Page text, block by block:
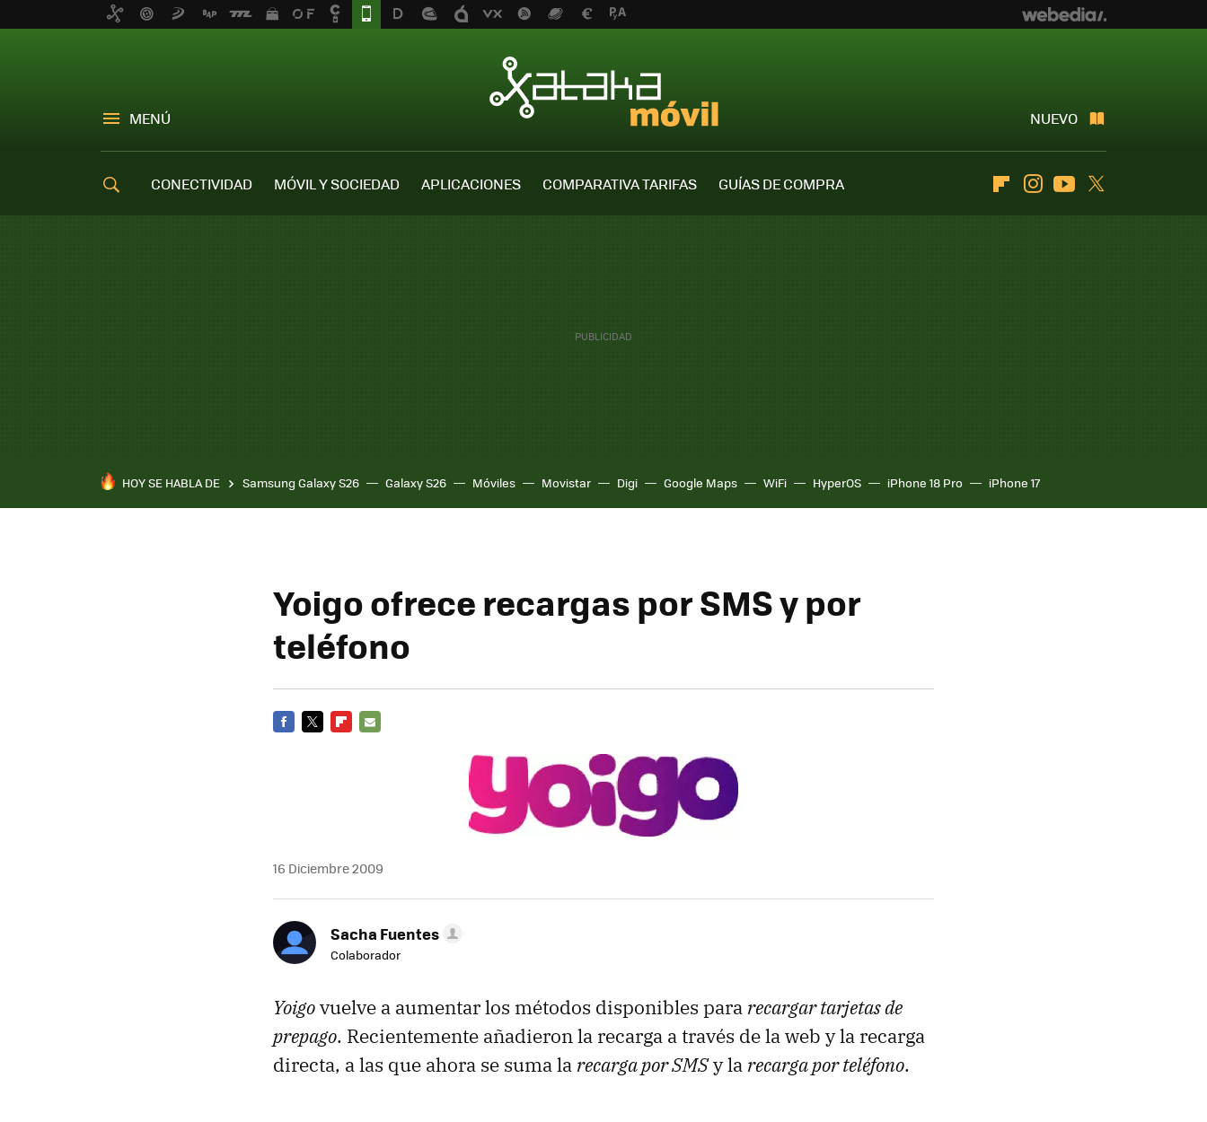
MENÚ NUEVO
CONECTIVIDAD MÓVIL Y SOCIEDAD APLICACIONES COMPARATIVA TARIFAS
GUÍAS DE COMPRA
FlipboardInstagramYoutube
HOY SE HABLA DE Samsung Galaxy S26 Galaxy S26 Móviles Movistar Digi Google Maps WiFi HyperOS iPhone 18 Pro iPhone 17
Yoigo ofrece recargas por SMS y por
teléfono
16 Diciembre 2009
Sacha Fuentes
Colaborador
Yoigovuelve a aumentar los métodos disponibles para recargar tarjetas de
prepago. Recientemente añadieron la recarga a través de la web y la recarga
directa, a las que ahora se suma la recarga por SMSy la recarga por teléfono.